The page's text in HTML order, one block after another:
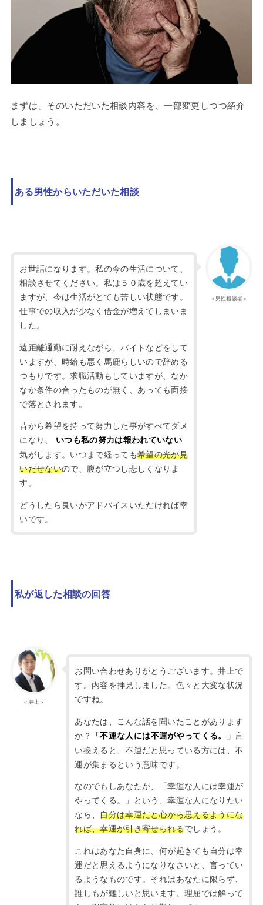
まずは、そのいただいた相談内容を、一部変更しつつ紹介
しましょう。
ある男性からいただいた相談
＜男性相談者＞
お世話になります。私の今の生活について、
相談させてください。私は５０歳を超えてい
ますが、今は生活がとても苦しい状態です。
仕事での収入が少なく借金が増えてしまいま
した。
遠距離通勤に耐えながら、バイトなどをして
いますが、時給も悪く馬鹿らしいので辞める
つもりです。求職活動もしていますが、なか
なか条件の合ったものが無く、あっても面接
で落とされます。
昔から希望を持って努力した事がすべてダメ
になり、 いつも私の努力は報われていない
気がします。いつまで経っても希望の光が見
いだせないので、腹が立つし悲しくなりま
す。
どうしたら良いかアドバイスいただければ幸
いです。
私が返した相談の回答
＜井上＞
お問い合わせありがとうございます。井上で
す。内容を拝見しました。色々と大変な状況
ですね。
あなたは、こんな話を聞いたことがあります
か？ 「不運な人には不運がやってくる。」 言
い換えると、不運だと思っている方には、不
運が集まるという意味です。
なのでもしあなたが、「幸運な人には幸運が
やってくる。」という、幸運な人になりたい
なら、 自分は幸運だと心から思えるようにな
れば、幸運が引き寄せられるでしょう。
これはあなた自身に、何が起きても自分は幸
運だと思えるようになりなさいと、言ってい
るようなものです。それはあなたに限らず、
誰しもが難しいと思います。理屈では解って